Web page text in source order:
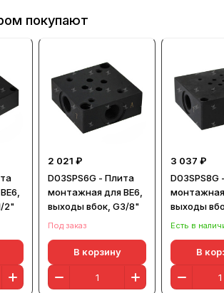
покупают
2"
2 021 ₽
D03SPS6G - Плита
монтажная для ВЕ6,
выходы вбок, G3/8"
Под заказ
В корзину
3 037 ₽
D03SPS8G
выходы
Есть в
В